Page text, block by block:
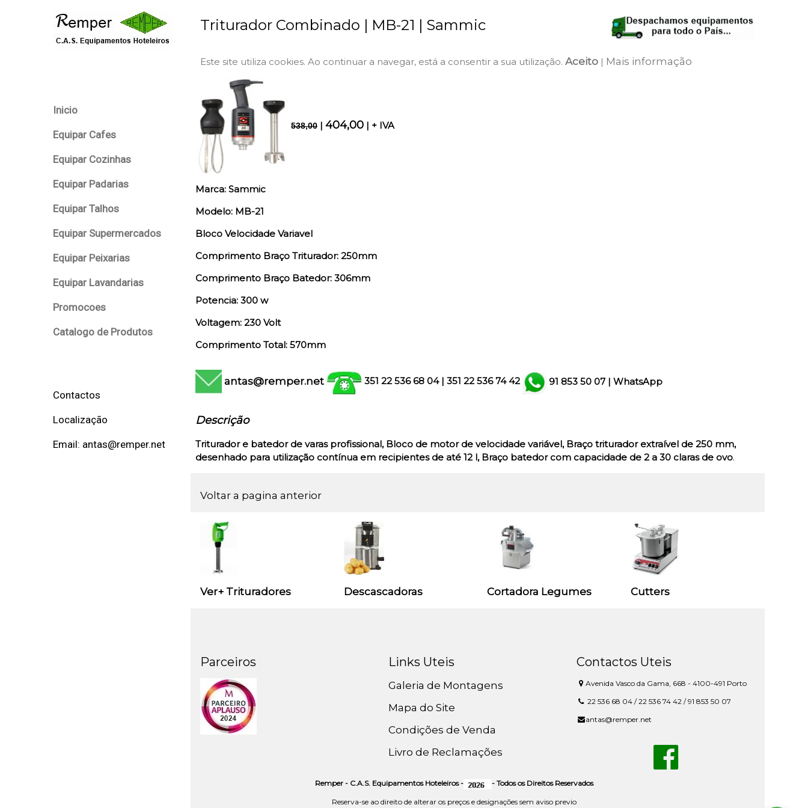
Inicio
Equipar Cafes
Equipar Cozinhas
Equipar Padarias
Equipar Talhos
Equipar Supermercados
Equipar Peixarias
Equipar Lavandarias
Promocoes
Catalogo de Produtos
Contactos
Localização
Email: antas@remper.net
Triturador Combinado | MB-21 | Sammic
Este site utiliza cookies. Ao continuar a navegar, está a consentir a sua utilização. Aceito | Mais informação
538,00 | 404,00 | + IVA
Marca: Sammic
Modelo: MB-21
Bloco Velocidade Variavel
Comprimento Braço Triturador: 250mm
Comprimento Braço Batedor: 306mm
Potencia: 300 w
Voltagem: 230 Volt
Comprimento Total: 570mm
antas@remper.net 351 22 536 68 04 | 351 22 536 74 42 91 853 50 07 | WhatsApp
Descrição
Triturador e batedor de varas profissional, Bloco de motor de velocidade variável, Braço triturador extraível de 250 mm,
desenhado para utilização contínua em recipientes de até 12 l, Braço batedor com capacidade de 2 a 30 claras de ovo.
Voltar a pagina anterior
Ver+ Trituradores Descascadoras Cortadora Legumes Cutters
Parceiros Links Uteis
Galeria de Montagens
Mapa do Site
Condições de Venda
Livro de Reclamações
Contactos Uteis
Avenida Vasco da Gama, 668 - 4100-491 Porto
22 536 68 04 / 22 536 74 42 / 91 853 50 07
antas@remper.net
Remper - C.A.S. Equipamentos Hoteleiros - - Todos os Direitos Reservados
Reserva-se ao direito de alterar os preços e designações sem aviso previo